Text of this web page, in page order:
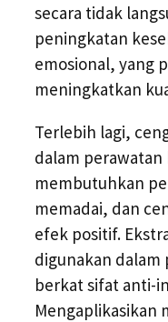
secara tidak
peningkatan
emosional, yang
meningkatkan
Terlebih lagi,
dalam perawatan
membutuhkan
memadai, dan
efek positif.
digunakan
berkat sifat anti-
Mengaplikasikan